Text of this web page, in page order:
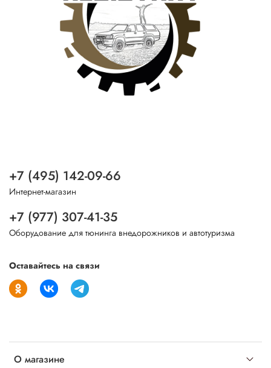
О магазине
+7 (495) 142-09-66
Интернет-магазин
+7 (977) 307-41-35
Оборудование для тюнинга внедорожников и автотуризма
Оставайтесь на связи